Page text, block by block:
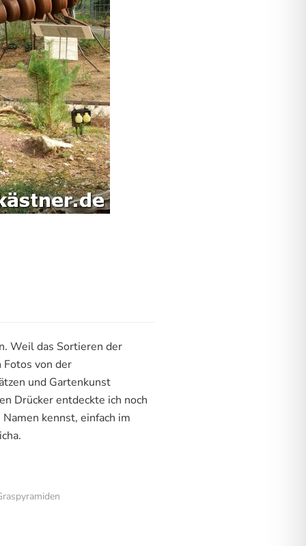
Weil das Sortieren der
Fotos von der
und Gartenkunst
Drücker entdeckte ich noch
kennst, einfach im